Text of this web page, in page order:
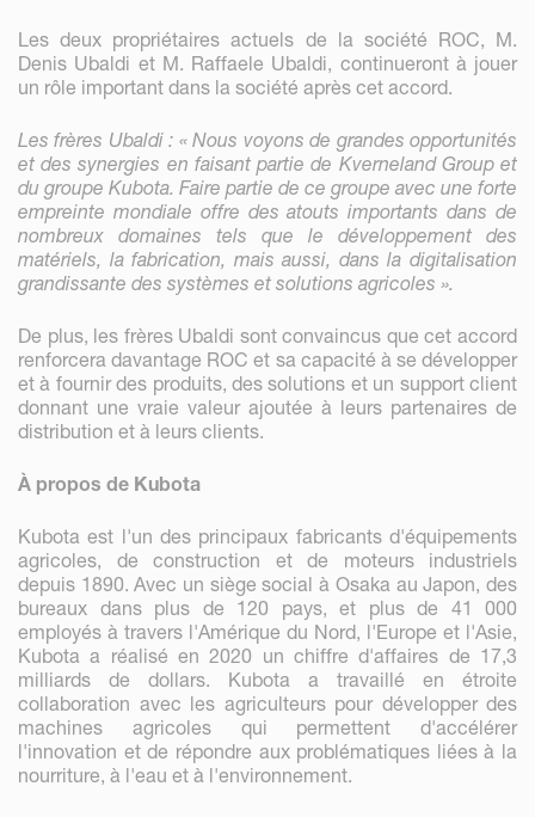
Les deux propriétaires actuels de la société ROC, M.
Denis Ubaldi et M. Raffaele Ubaldi, continueront à jouer
un rôle important dans la société après cet accord.
Les frères Ubaldi : « Nous voyons de grandes opportunités
et des synergies en faisant partie de Kverneland Group et
du groupe Kubota. Faire partie de ce groupe avec une forte
empreinte mondiale offre des atouts importants dans de
nombreux domaines tels que le développement des
matériels, la fabrication, mais aussi, dans la digitalisation
grandissante des systèmes et solutions agricoles ».
De plus, les frères Ubaldi sont convaincus que cet accord
renforcera davantage ROC et sa capacité à se développer
et à fournir des produits, des solutions et un support client
donnant une vraie valeur ajoutée à leurs partenaires de
distribution et à leurs clients.
À propos de Kubota
Kubota est l'un des principaux fabricants d'équipements
agricoles, de construction et de moteurs industriels
depuis 1890. Avec un siège social à Osaka au Japon, des
bureaux dans plus de 120 pays, et plus de 41 000
employés à travers l'Amérique du Nord, l'Europe et l'Asie,
Kubota a réalisé en 2020 un chiffre d'affaires de 17,3
milliards de dollars. Kubota a travaillé en étroite
collaboration avec les agriculteurs pour développer des
machines agricoles qui permettent d'accélérer
l'innovation et de répondre aux problématiques liées à la
nourriture, à l'eau et à l'environnement.